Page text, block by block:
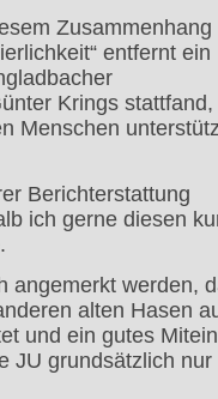
Zusammenhang
entfernt ein
Krings
Menschen
Berichterstattung
ich gerne diesen
angemerkt werden,
alten Hasen
und ein gutes
JU grundsätzlich nur